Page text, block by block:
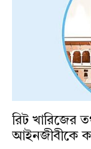
রিট খারিজের
আইনজীবীকে